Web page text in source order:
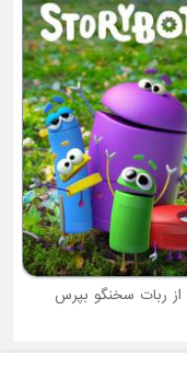
فصل 1 : اوگی و سوسک ها